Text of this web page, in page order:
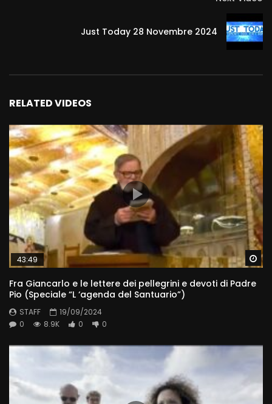
Just Today 28 Novembre 2024
RELATED VIDEOS
43:49
Fra Giancarlo e le lettere dei pellegrini e devoti di Padre
Pio (Speciale “L ‘agenda del Santuario”)
STAFF
19/09/2024
0
8.9K 0 0